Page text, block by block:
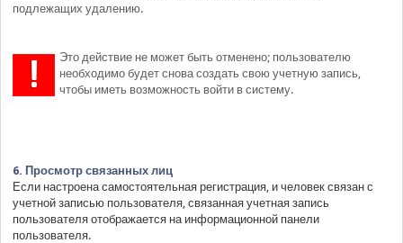
подлежащих удалению.
Это действие не может быть отменено; пользователю
необходимо будет снова создать свою учетную запись,
чтобы иметь возможность войти в систему.
6. Просмотр связанных лиц
Если настроена самостоятельная регистрация, и человек связан с
учетной записью пользователя, связанная учетная запись
пользователя отображается на информационной панели
пользователя.